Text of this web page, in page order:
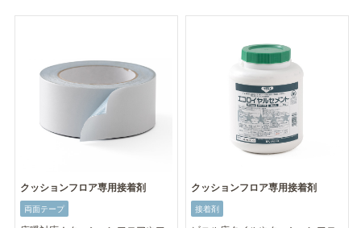
クッションフロア専用接着剤
両面テープ
クッションフロア専用接着剤
接着剤